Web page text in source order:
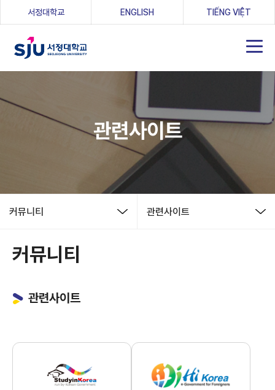
서정대학교(새 창 열림) ENGLISH TIẾNG VIỆT
관련사이트
커뮤니티 관련사이트
커뮤니티
관련사이트